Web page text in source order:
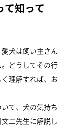
て知って
犬は飼い主さん
どうしてその行
理解すれば、お
て、犬の気持ち
二先生に解説し